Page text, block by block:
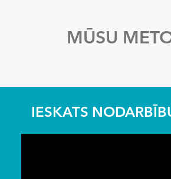
MŪSU
IESKATS